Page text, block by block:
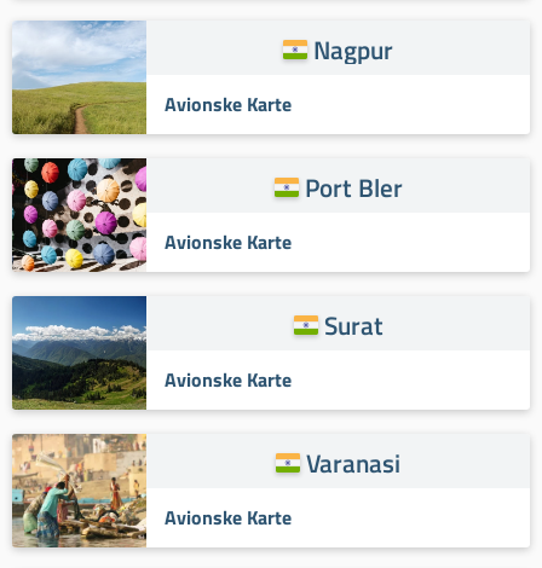
Nagpur
Avionske Karte
Port Bler
Avionske Karte
Surat
Avionske Karte
Varanasi
Avionske Karte